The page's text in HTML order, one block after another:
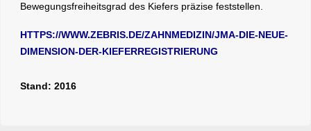
Bewegungsfreiheitsgrad des Kiefers präzise feststellen.
HTTPS://WWW.ZEBRIS.DE/ZAHNMEDIZIN/JMA-DIE-NEUE-
DIMENSION-DER-KIEFERREGISTRIERUNG
Stand: 2016